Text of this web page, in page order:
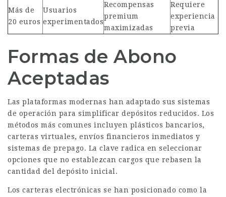
Más de
20 euros
Usuarios
experimentados
Recompensas
premium
maximizadas
Requiere
experiencia
previa
Formas de Abono
Aceptadas
Las plataformas modernas han adaptado sus sistemas
de operación para simplificar depósitos reducidos. Los
métodos más comunes incluyen plásticos bancarios,
carteras virtuales, envíos financieros inmediatos y
sistemas de prepago. La clave radica en seleccionar
opciones que no establezcan cargos que rebasen la
cantidad del depósito inicial.
Los carteras electrónicas se han posicionado como la